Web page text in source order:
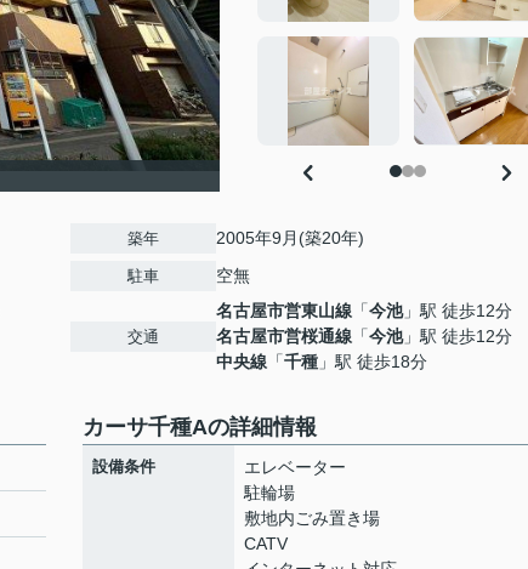
築年 2005年9月(築20年)
駐車 空無
交通
名古屋市営東山線 「今池」駅 徒歩12分
名古屋市営桜通線 「今池」駅 徒歩12分
中央線 「千種 」駅 徒歩18分
カーサ千種Aの詳細情報
設備条件
エレベーター
駐輪場
敷地内ごみ置き場
CATV